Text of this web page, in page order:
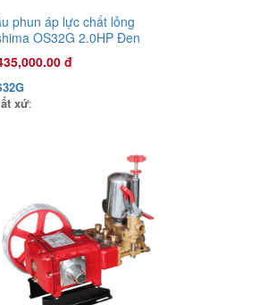
áp lực chất lỏng Con Ong
1.0HP Cam
đ
phun áp lực chất lỏng
OS32G 2.0HP Đen
động bằng sức kéo động
đ
xứ: